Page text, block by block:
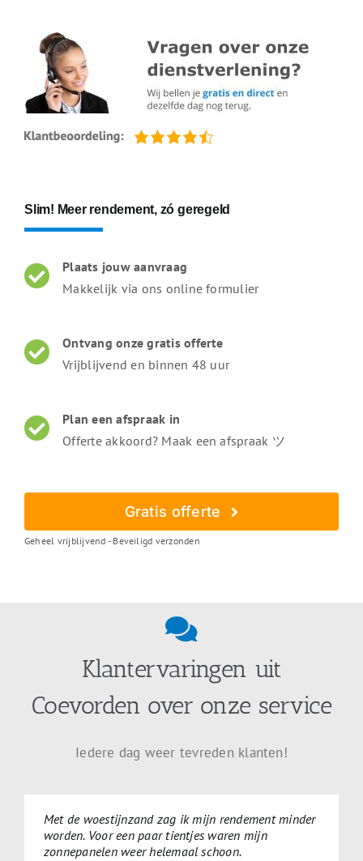
Slim! Meer rendement, zó geregeld
Plaats jouw aanvraag
Makkelijk via ons online formulier
Ontvang onze gratis offerte
Vrijblijvend en binnen 48 uur
Plan een afspraak in
Offerte akkoord? Maak een afspraak ツ
Gratis offerte
Geheel vrijblijvend - Beveiligd verzonden
Klantervaringen uit
Coevorden over onze service
Iedere dag weer tevreden klanten!
Met de woestijnzand zag ik mijn rendement minder
worden. Voor een paar tientjes waren mijn
zonnepanelen weer helemaal schoon.